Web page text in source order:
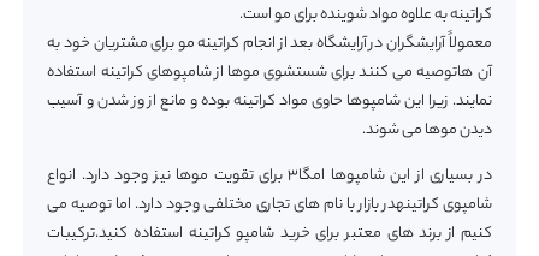
کراتینه به علاوه مواد شوینده برای مو است.
معمولاً آرایشگران در آرایشگاه بعد از انجام کراتینه مو برای مشتریان خود به
آن هاتوصیه می کنند برای شستشوی موها از شامپوهای کراتینه استفاده
نمایند. زیرا این شامپوها حاوی مواد کراتینه بوده و مانع از وز شدن و آسیب
دیدن موها می شوند.
در بسیاری از این شامپوها امگا۳ برای تقویت موها نیز وجود دارد. انواع
شامپوی کراتینهدر بازار با نام های تجاری مختلفی وجود دارد. اما توصیه می
کنیم از برند های معتبر برای خرید شامپو کراتینه استفاده کنید.ترکیبات